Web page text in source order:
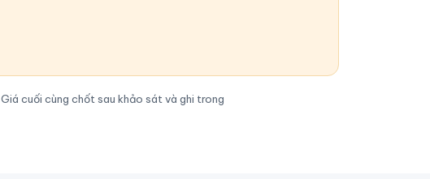
cuối cùng chốt sau khảo sát và ghi trong